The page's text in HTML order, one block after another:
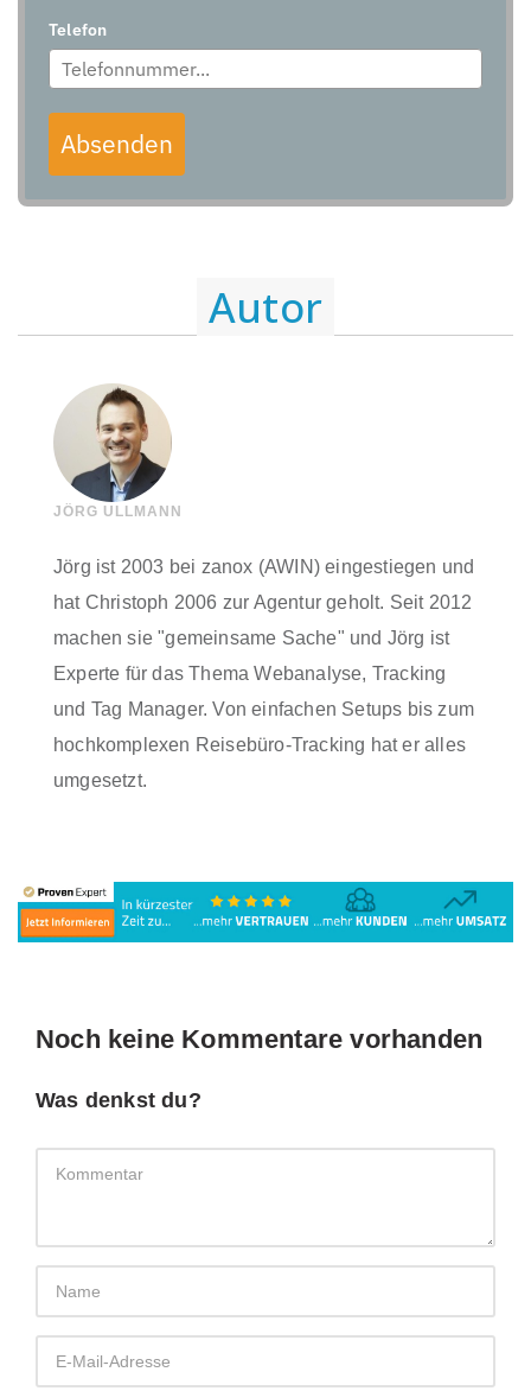
Telefon
Absenden
Autor
JÖRG ULLMANN
Jörg ist 2003 bei zanox (AWIN) eingestiegen und
hat Christoph 2006 zur Agentur geholt. Seit 2012
machen sie "gemeinsame Sache" und Jörg ist
Experte für das Thema Webanalyse, Tracking
und Tag Manager. Von einfachen Setups bis zum
hochkomplexen Reisebüro-Tracking hat er alles
umgesetzt.
Noch keine Kommentare vorhanden
Was denkst du?